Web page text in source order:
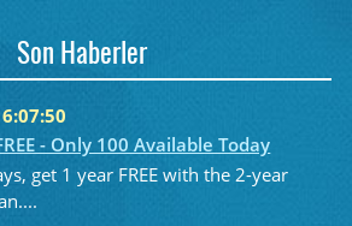
Son Haberler
- Only 100 Available Today
get 1 year FREE with the 2-year